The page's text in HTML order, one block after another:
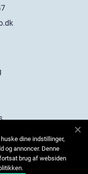
dine indstillinger,
og annoncer. Denne
brug af websiden